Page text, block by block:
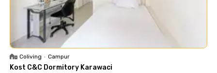
Coliving • Campur
Kost C&C Dormitory Karawaci